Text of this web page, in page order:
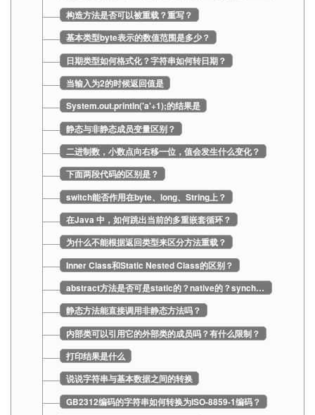
构造方法是否可以被重载？重写？
基本类型byte表示的数值范围是多少？
日期类型如何格式化？字符串如何转日期？
当输入为2的时候返回值是
System.out.println('a'+1);的结果是
静态与非静态成员变量区别？
二进制数，小数点向右移一位，值会发生什么变化？
下面两段代码的区别是？
switch能否作用在byte、long、String上？
在Java 中，如何跳出当前的多重嵌套循环？
为什么不能根据返回类型来区分方法重载？
Inner Class和Static Nested Class的区别？
abstract方法是否可是static的？native的？synchronized的?
静态方法能直接调用非静态方法吗？
内部类可以引用它的外部类的成员吗？有什么限制？
打印结果是什么
说说字符串与基本数据之间的转换
GB2312编码的字符串如何转换为ISO-8859-1编码？